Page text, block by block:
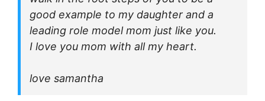
good example to my daughter and a
leading role model mom just like you.
I love you mom with all my heart.
love samantha